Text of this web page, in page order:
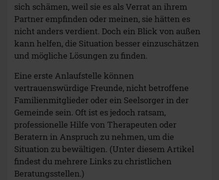
sich schämen, weil sie es als Verrat an ihrem
Partner empfinden oder meinen, sie hätten es
nicht anders verdient. Doch ein Blick von außen
kann helfen, die Situation besser einzuschätzen
und mögliche Lösungen zu finden.
Eine erste Anlaufstelle können
vertrauenswürdige Freunde, nicht betroffene
Familienmitglieder oder ein Seelsorger in der
Gemeinde sein. Oft ist es jedoch ratsam,
professionelle Hilfe von Therapeuten oder
Beratern in Anspruch zu nehmen, um die
Situation zu bewältigen. (Unter diesem Artikel
findest du mehrere Links zu christlichen
Beratungsstellen.)